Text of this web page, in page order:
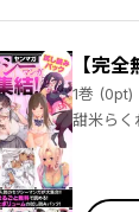
【完
1巻 (0pt)
甜米らくれ ／チンジャオ娘 ／野上たま ／桂あいり ／御池慧 ／じゅら ／千田大輔 ／田川とまた ／純猥談編集部 ／ジブ